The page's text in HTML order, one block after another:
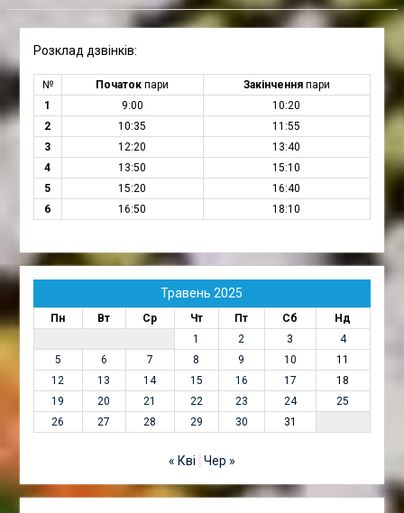
Розклад дзвінків:
№ Початок пари Закінченняпари
1
9:00
10:20
2
10:35
11:55
3
12:20
13:40
4
13:50
15:10
5
15:20
16:40
6
16:50 18:10
Травень 2025
Пн Вт Ср Чт Пт Сб
Нд
1
2 3
4
5
6 7 8 9 10
11
12
13 14 15 16 17
18
19
20 21 22 23 24
25
26
27 28 29 30 31
« Кві Чер »